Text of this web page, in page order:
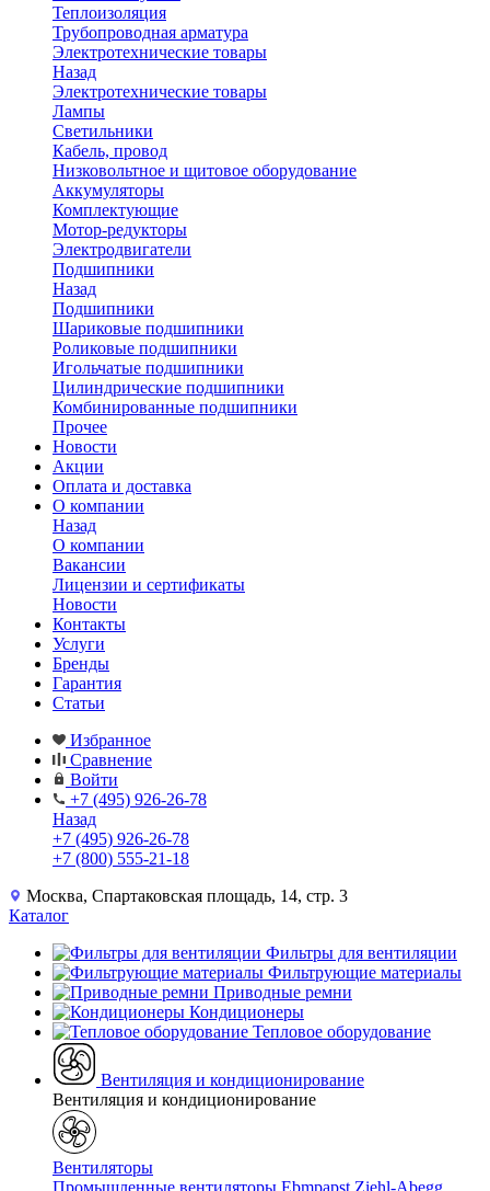
Теплоизоляция
Трубопроводная арматура
Электротехнические товары
Назад
Электротехнические товары
Лампы
Светильники
Кабель, провод
Низковольтное и щитовое оборудование
Аккумуляторы
Комплектующие
Мотор-редукторы
Электродвигатели
Подшипники
Назад
Подшипники
Шариковые подшипники
Роликовые подшипники
Игольчатые подшипники
Цилиндрические подшипники
Комбинированные подшипники
Прочее
Новости
Акции
Оплата и доставка
О компании
Назад
О компании
Вакансии
Лицензии и сертификаты
Новости
Контакты
Услуги
Бренды
Гарантия
Статьи
Избранное
Сравнение
Войти
+7 (495) 926-26-78
Назад
+7 (495) 926-26-78
+7 (800) 555-21-18
Москва, Спартаковская площадь, 14, стр. 3
Каталог
Фильтры для вентиляции
Фильтрующие материалы
Приводные ремни
Кондиционеры
Тепловое оборудование
Вентиляция и кондиционирование
Вентиляция и кондиционирование
Вентиляторы
Промышленные вентиляторы Ebmpapst Ziehl-Abegg